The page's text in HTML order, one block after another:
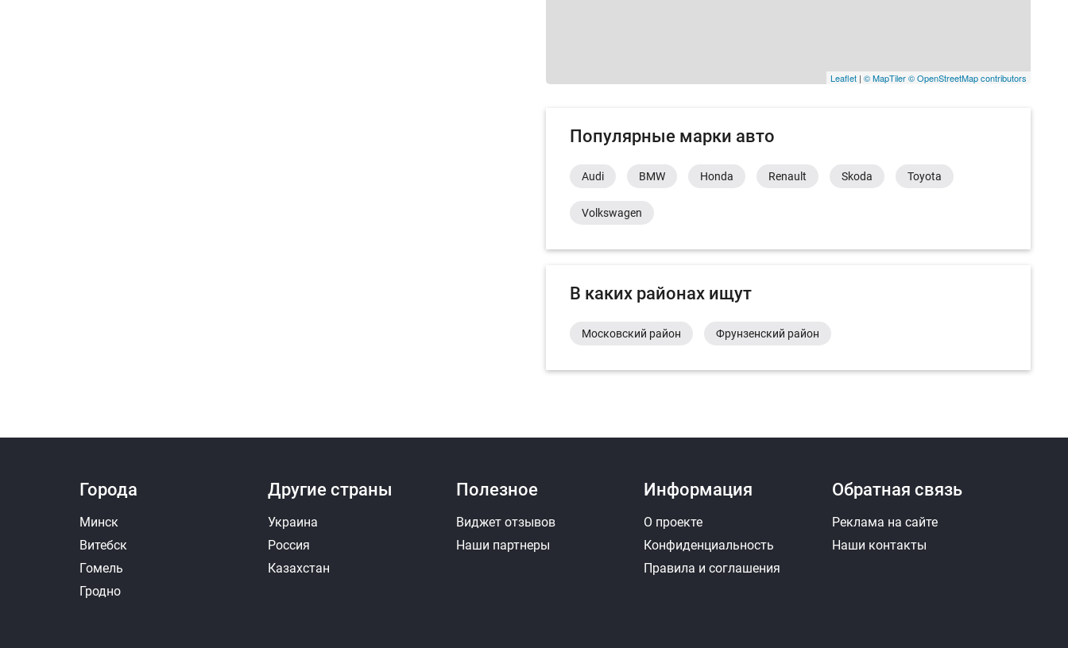
Leaflet | © MapTiler© OpenStreetMap contributors
Популярные марки авто
Audi BMW Honda Renault Skoda Toyota
Volkswagen
В каких районах ищут
Московский район Фрунзенский район
Города
Минск
Витебск
Гомель
Гродно
Другие страны
Украина
Россия
Казахстан
Полезное
Виджет отзывов
Наши партнеры
Информация
О проекте
Конфиденциальность
Правила и соглашения
Обратная связь
Реклама на сайте
Наши контакты